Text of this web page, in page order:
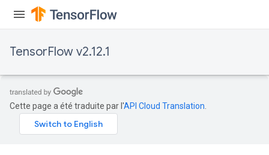
TensorFlow v2.12.1
Cette page a été traduite par l'API Cloud Translation